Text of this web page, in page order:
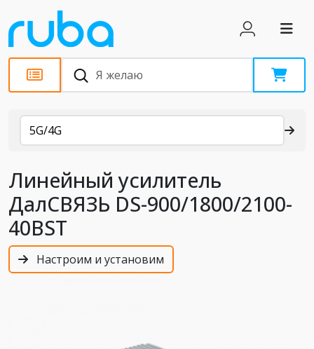
Каталог
5G/4G
Линейный усилитель
ДалСВЯЗЬ DS-900/1800/2100-
40BST
Настроим и установим